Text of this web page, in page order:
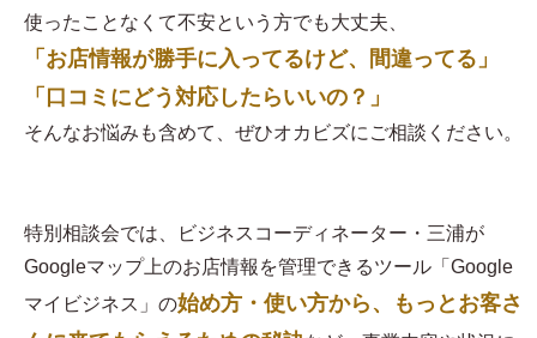
使ったことなくて不安という方でも大丈夫、
「お店情報が勝手に入ってるけど、間違ってる」
「口コミにどう対応したらいいの？」
そんなお悩みも含めて、ぜひオカビズにご相談ください。
特別相談会では、ビジネスコーディネーター・三浦が
Googleマップ上のお店情報を管理できるツール「Google
マイビジネス」の始め方・使い方から、もっとお客さ